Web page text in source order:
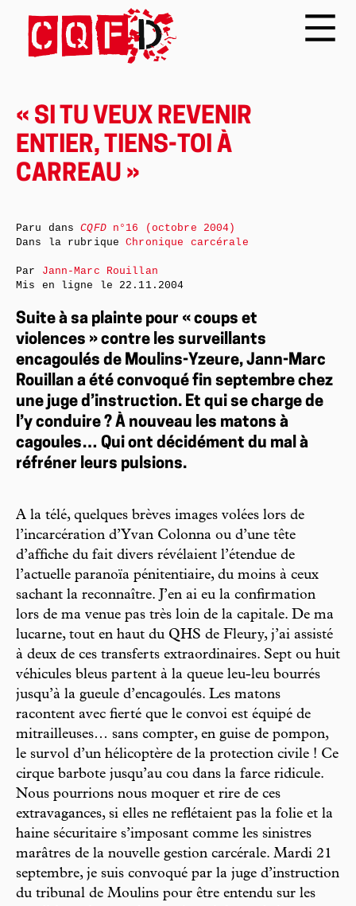
« SI TU VEUX REVENIR
ENTIER, TIENS-TOI À
CARREAU »
Suite à sa plainte pour « coups et
violences » contre les surveillants
encagoulés de Moulins-Yzeure, Jann-Marc
Rouillan a été convoqué fin septembre chez
une juge d’instruction. Et qui se charge de
l’y conduire ? À nouveau les matons à
cagoules… Qui ont décidément du mal à
réfréner leurs pulsions.
A la télé, quelques brèves images volées lors de
l’incarcération d’Yvan Colonna ou d’une tête
d’affiche du fait divers révélaient l’étendue de
l’actuelle paranoïa pénitentiaire, du moins à ceux
sachant la reconnaître. J’en ai eu la confirmation
lors de ma venue pas très loin de la capitale. De ma
lucarne, tout en haut du QHS de Fleury, j’ai assisté
à deux de ces transferts extraordinaires. Sept ou huit
véhicules bleus partent à la queue leu-leu bourrés
jusqu’à la gueule d’encagoulés. Les matons
racontent avec fierté que le convoi est équipé de
mitrailleuses… sans compter, en guise de pompon,
le survol d’un hélicoptère de la protection civile ! Ce
cirque barbote jusqu’au cou dans la farce ridicule.
Nous pourrions nous moquer et rire de ces
extravagances, si elles ne reflétaient pas la folie et la
haine sécuritaire s’imposant comme les sinistres
marâtres de la nouvelle gestion carcérale. Mardi 21
septembre, je suis convoqué par la juge d’instruction
du tribunal de Moulins pour être entendu sur les
Paru dansCQFDn°16 (octobre 2004)
Dans la rubriqueChronique carcérale
Par Jann-Marc Rouillan
Mis en ligne le 22.11.2004